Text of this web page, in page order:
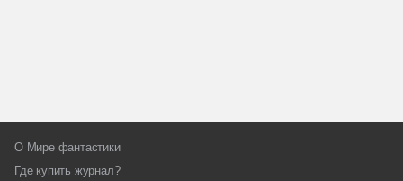
О Мире фантастики
Где купить журнал?